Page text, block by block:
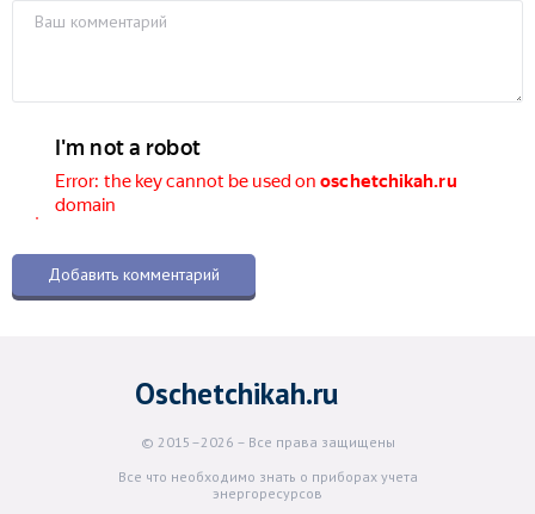
Oschetchikah.ru
© 2015–2026 – Все права защищены
Все что необходимо знать о приборах учета
энергоресурсов